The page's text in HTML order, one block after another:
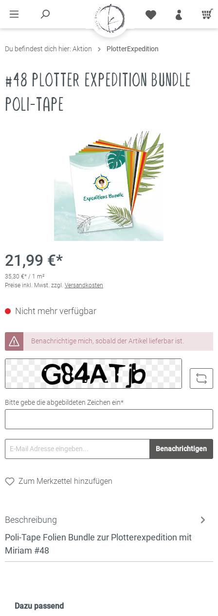
Du befindest dich hier: Aktion PlotterExpedition
#48 PLOTTER EXPEDITION BUNDLE
POLI-TAPE
21,99 €*
35,30 €* / 1 m²
Preise inkl. Mwst. zzgl. Versandkosten
Nicht mehr verfügbar
Benachrichtige mich, sobald der Artikel lieferbar ist.
Bitte gebe die abgebildeten Zeichen ein*
Benachrichtigen
Zum Merkzettel hinzufügen
Beschreibung
Poli-Tape Folien Bundle zur Plotterexpedition mit
Miriam #48
Dazu passend